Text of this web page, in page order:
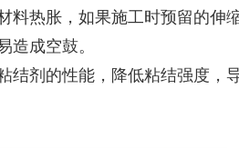
热胀，如果施工时预留的伸
造成空鼓。
剂的性能，降低粘结强度，